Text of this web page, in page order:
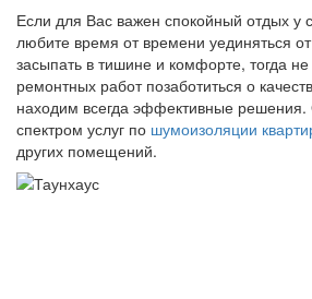
Если для Вас важен спокойный отдых у
любите время от времени уединяться
засыпать в тишине и комфорте, тогда не
ремонтных работ позаботиться о
находим всегда эффективные решения.
спектром услуг по шумоизоляции
других помещений.